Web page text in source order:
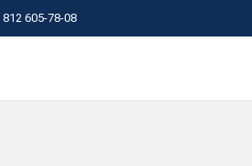
812 605-78-08